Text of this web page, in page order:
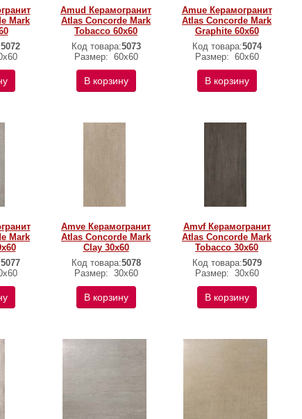
Mark
5072
Amud Керамогранит
Atlas Concorde Mark
Tobacco 60x60
Код товара:5073
Размер: 60x60
В корзину
Amue Керамогранит
Atlas Concorde Mark
Graphite 60x60
Код товара:5074
Размер: 60x60
В корзину
Mark
5077
Amve Керамогранит
Atlas Concorde Mark
Clay 30x60
Код товара:5078
Размер: 30x60
В корзину
Amvf Керамогранит
Atlas Concorde Mark
Tobacco 30x60
Код товара:5079
Размер: 30x60
В корзину